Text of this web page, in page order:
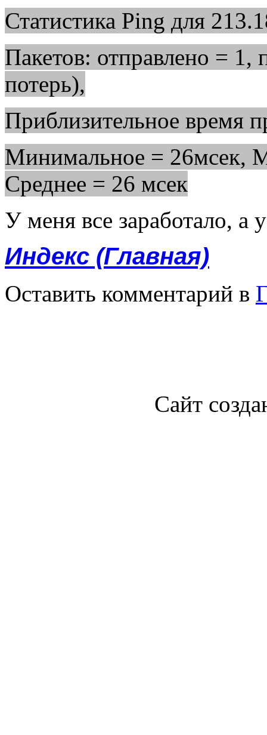
Статистика Ping для
Пакетов: отправлено = 1,
потерь),
Приблизительное время
Минимальное = 26мсек,
Среднее = 26 мсек
У меня все заработало, а
Индекс (Главная)
Оставить комментарий в
Сайт